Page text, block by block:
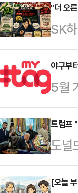
발언
직접
악을
을
당히
설'
"더 오
SK
목소
를
의견
스
감했
관련
대…
야구부
5월
다고
선택
서
혜택
다
트럼프
도널드 트럼
며
프
[오늘